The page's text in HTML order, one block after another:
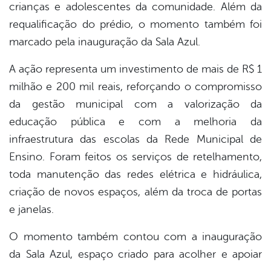
crianças e adolescentes da comunidade. Além da
requalificação do prédio, o momento também foi
marcado pela inauguração da Sala Azul.
A ação representa um investimento de mais de R$ 1
milhão e 200 mil reais, reforçando o compromisso
da gestão municipal com a valorização da
educação pública e com a melhoria da
infraestrutura das escolas da Rede Municipal de
Ensino. Foram feitos os serviços de retelhamento,
toda manutenção das redes elétrica e hidráulica,
criação de novos espaços, além da troca de portas
e janelas.
O momento também contou com a inauguração
da Sala Azul, espaço criado para acolher e apoiar